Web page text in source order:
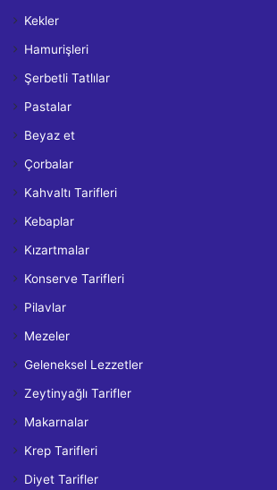
Kekler
Hamurişleri
Şerbetli Tatlılar
Pastalar
Beyaz et
Çorbalar
Kahvaltı Tarifleri
Kebaplar
Kızartmalar
Konserve Tarifleri
Pilavlar
Mezeler
Geleneksel Lezzetler
Zeytinyağlı Tarifler
Makarnalar
Krep Tarifleri
Diyet Tarifler